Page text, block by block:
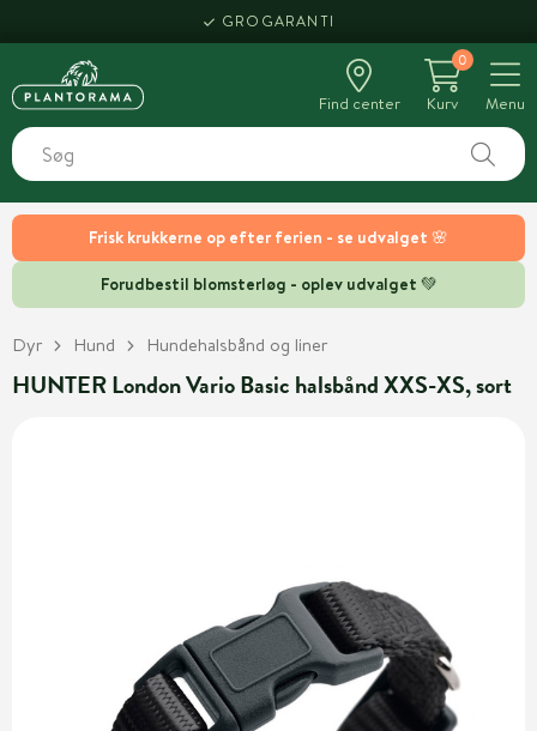
Frisk krukkerne op efter ferien - se udvalget 🌸
Forudbestil blomsterløg - oplev udvalget 💚
GROGARANTI
Find center
0
Kurv
Menu
Dyr Hund Hundehalsbånd og liner
HUNTER London Vario Basic halsbånd XXS-XS, sort